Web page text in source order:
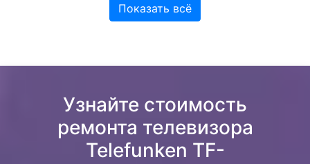
Показать всё
Узнайте стоимость
ремонта телевизора
Telefunken TF-